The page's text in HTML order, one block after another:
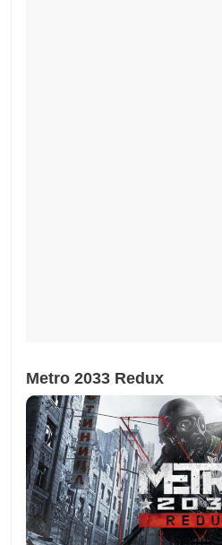
Metro 2033 Redux